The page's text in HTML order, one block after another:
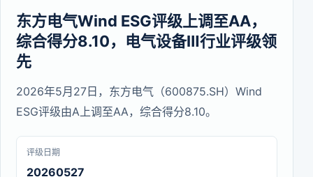
东方电气Wind ESG评级上调至AA，
综合得分8.10，电气设备Ⅲ行业评级领
先
2026年5月27日，东方电气（600875.SH）Wind
ESG评级由A上调至AA，综合得分8.10。
评级日期
20260527